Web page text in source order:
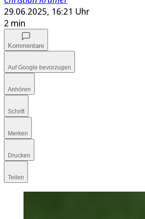
29.06.2025, 16:21 Uhr
2 min
Kommentare
Auf Google bevorzugen
Anhören
Schrift
Merken
Drucken
Teilen